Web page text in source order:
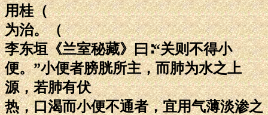
用桂（
为治。（
李东垣《兰室秘藏》曰∶“关则不得小
便。”小便者膀胱所主，而肺为水之上
源，若肺有伏
热，口渴而小便不通者，宜用气薄淡渗之